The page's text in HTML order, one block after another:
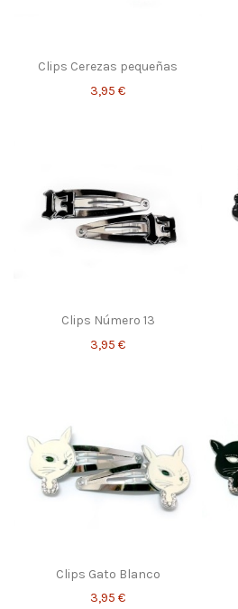
Clips Cerezas pequeñas
3,95 €
Clips Número 13
3,95 €
Clips Gato Blanco
3,95 €